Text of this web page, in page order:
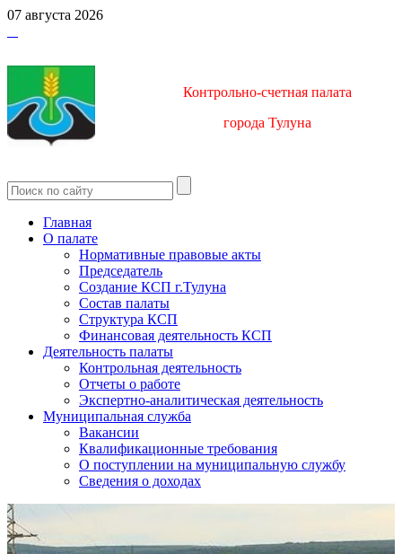
07 августа 2026
Контрольно-счетная палата
города Тулуна
Главная
О палате
Нормативные правовые акты
Председатель
Создание КСП г.Тулуна
Состав палаты
Структура КСП
Финансовая деятельность КСП
Деятельность палаты
Контрольная деятельность
Отчеты о работе
Экспертно-аналитическая деятельность
Муниципальная служба
Вакансии
Квалификационные требования
О поступлении на муниципальную службу
Сведения о доходах